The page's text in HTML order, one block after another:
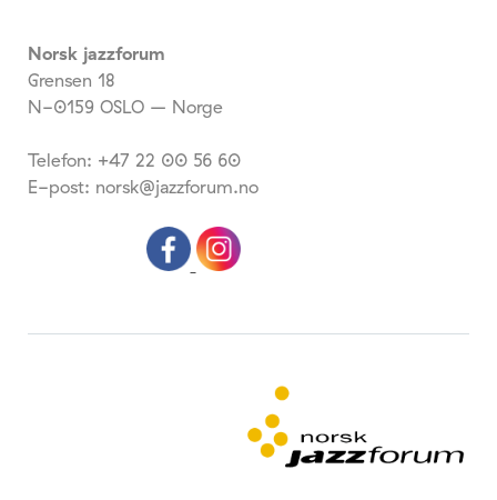
Norsk jazzforum
Grensen 18
N-0159 OSLO – Norge
Telefon: +47 22 00 56 60
E-post: norsk@jazzforum.no